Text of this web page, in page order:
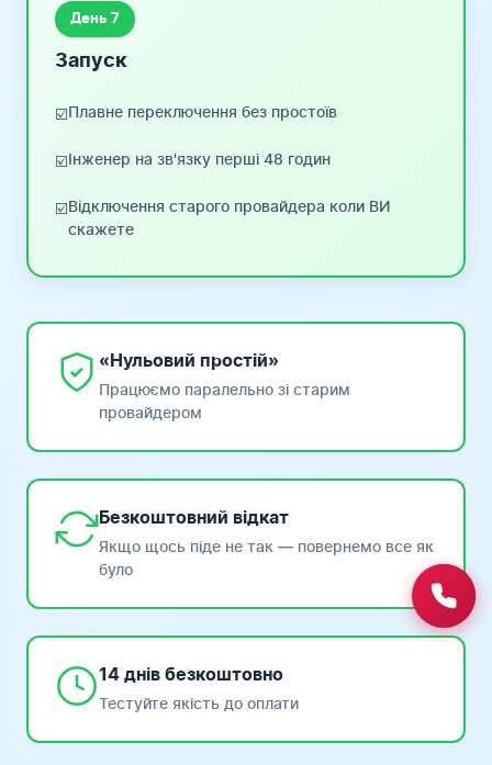
День 7
Запуск
☑️Плавне переключення без простоїв
☑️Інженер на зв'язку перші 48 годин
☑️Відключення старого провайдера коли ВИ
скажете
«Нульовий простій»
Працюємо паралельно зі старим
провайдером
Безкоштовний відкат
Якщо щось піде не так — повернемо все як
було
14 днів безкоштовно
Тестуйте якість до оплати